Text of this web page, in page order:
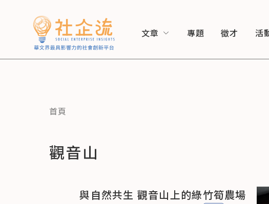
文章 專題 徵才 活
首頁
觀音山
與自然共生 觀音山上的綠竹筍農場